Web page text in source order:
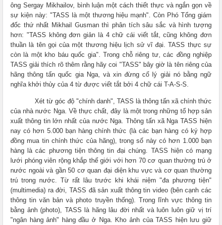
ông Sergay Mikhailov, bình luận một cách thiết thực và ngắn gọn về
sự kiện này: "TASS là một thương hiệu mạnh". Còn Phó Tổng giám
đốc thứ nhất Mikhail Gusman thì phân tích sâu sắc và hình tượng
hơn: "TASS không đơn giản là 4 chữ cái viết tắt, cũng không đơn
thuần là tên gọi của một thương hiệu lịch sử vĩ đại. TASS thực sự
còn là một kho báu quốc gia". Trong chỗ riêng tư, các đồng nghiệp
TASS giải thích rõ thêm rằng hãy coi "TASS" bây giờ là tên riêng của
hãng thông tấn quốc gia Nga, và xin đừng cố lý giải nó bằng ngữ
nghĩa khởi thủy của 4 từ được viết tắt bởi 4 chữ cái T-A-S-S.
Xét từ góc độ "chính danh", TASS là thông tấn xã chính thức
của nhà nước Nga. Về thực chất, đây là một trong những tổ hợp sản
xuất thông tin lớn nhất của nước Nga. Thông tấn xã Nga TASS hiện
nay có hơn 5.000 bạn hàng chính thức (là các bạn hàng có ký hợp
đồng mua tin chính thức của hãng), trong số này có hơn 1.000 bạn
hàng là các phương tiện thông tin đại chúng. TASS hiện có mạng
lưới phóng viên rộng khắp thế giới với hơn 70 cơ quan thường trú ở
nước ngoài và gần 50 cơ quan đại diện khu vực và cơ quan thường
trú trong nước. Từ rất lâu trước khi khái niệm "đa phương tiện"
(multimedia) ra đời, TASS đã sản xuất thông tin video (bên cạnh các
thông tin văn bản và photo truyền thống). Trong lĩnh vực thông tin
bằng ảnh (photo), TASS là hãng lâu đời nhất và luôn luôn giữ vị trí
"ngân hàng ảnh" hàng đầu ở Nga. Kho ảnh của TASS hiện lưu giữ